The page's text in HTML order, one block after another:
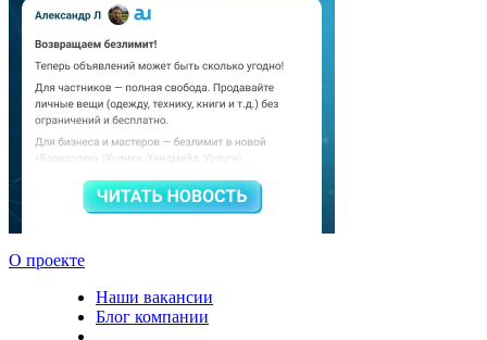
О проекте
Наши вакансии
Блог компании